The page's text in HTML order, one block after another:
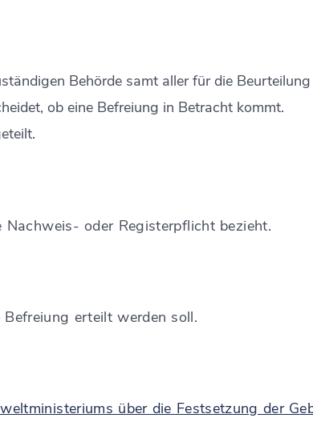
Behörde samt aller für die
ob eine Befreiung in Betracht kommt.
oder Registerpflicht bezieht.
erteilt werden soll.
über die Festsetzung der